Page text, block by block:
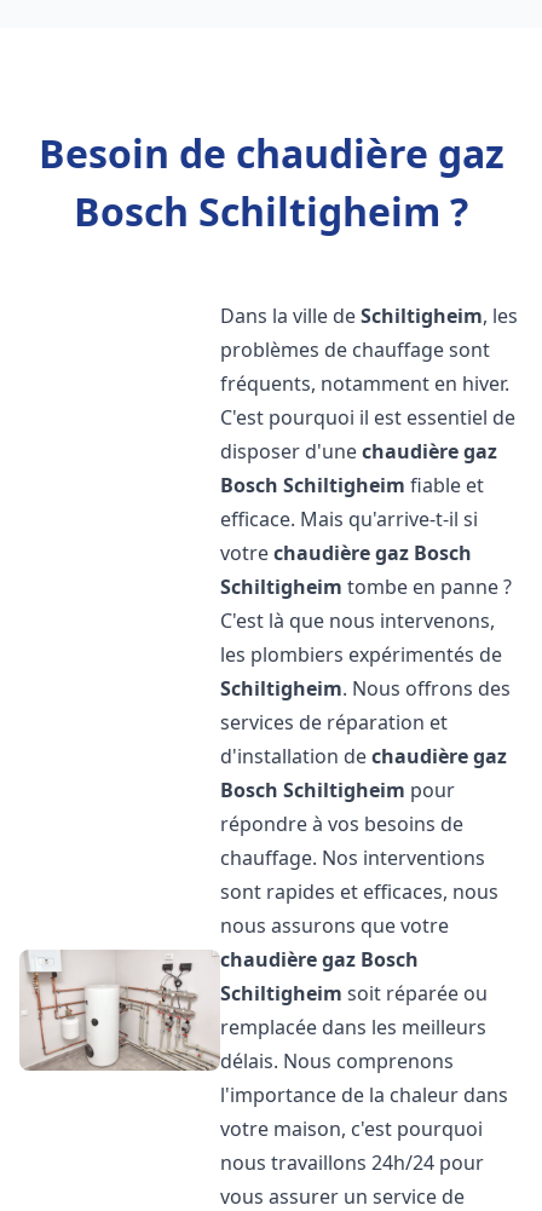
Besoin de chaudière gaz
Bosch Schiltigheim ?
Dans la ville deSchiltigheim, les
problèmes de chauffage sont
fréquents, notamment en hiver.
C'est pourquoi il est essentiel de
disposer d'unechaudière gaz
Bosch Schiltigheim fiable et
efficace. Mais qu'arrive-t-il si
votrechaudière gaz Bosch
Schiltigheim tombe en panne ?
C'est là que nous intervenons,
les plombiers expérimentés de
Schiltigheim. Nous offrons des
services de réparation et
d'installation dechaudière gaz
Bosch Schiltigheim pour
répondre à vos besoins de
chauffage. Nos interventions
sont rapides et efficaces, nous
nous assurons que votre
chaudière gaz Bosch
Schiltigheim soit réparée ou
remplacée dans les meilleurs
délais. Nous comprenons
l'importance de la chaleur dans
votre maison, c'est pourquoi
nous travaillons 24h/24 pour
vous assurer un service de